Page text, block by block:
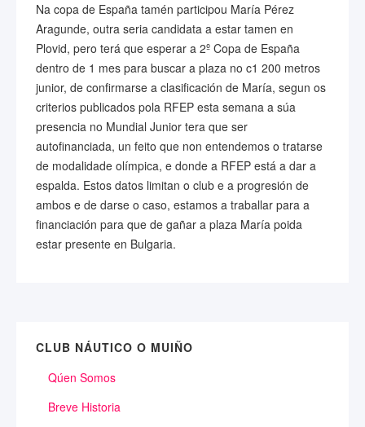
Na copa de España tamén participou María Pérez
Aragunde, outra seria candidata a estar tamen en
Plovid, pero terá que esperar a 2º Copa de España
dentro de 1 mes para buscar a plaza no c1 200 metros
junior, de confirmarse a clasificación de María, segun os
criterios publicados pola RFEP esta semana a súa
presencia no Mundial Junior tera que ser
autofinanciada, un feito que non entendemos o tratarse
de modalidade olímpica, e donde a RFEP está a dar a
espalda. Estos datos limitan o club e a progresión de
ambos e de darse o caso, estamos a traballar para a
financiación para que de gañar a plaza María poida
estar presente en Bulgaria.
CLUB NÁUTICO O MUIÑO
Qúen Somos
Breve Historia